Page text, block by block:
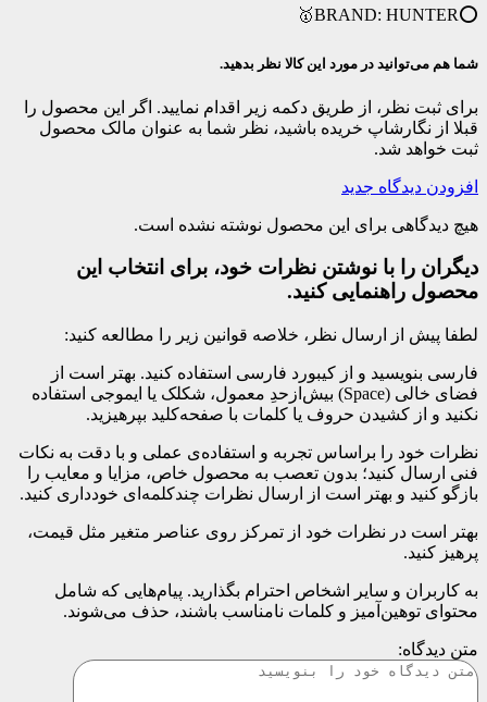
⭕️BRAND: HUNTER🥇
شما هم می‌توانید در مورد این کالا نظر بدهید.
برای ثبت نظر، از طریق دکمه زیر اقدام نمایید. اگر این محصول را
قبلا از نگارشاپ خریده باشید، نظر شما به عنوان مالک محصول
ثبت خواهد شد.
افزودن دیدگاه جدید
هیچ دیدگاهی برای این محصول نوشته نشده است.
دیگران را با نوشتن نظرات خود، برای انتخاب این
محصول راهنمایی کنید.
لطفا پیش از ارسال نظر، خلاصه قوانین زیر را مطالعه کنید:
فارسی بنویسید و از کیبورد فارسی استفاده کنید. بهتر است از
فضای خالی (Space) بیش‌از‌حدِ معمول، شکلک یا ایموجی استفاده
نکنید و از کشیدن حروف یا کلمات با صفحه‌کلید بپرهیزید.
نظرات خود را براساس تجربه و استفاده‌ی عملی و با دقت به نکات
فنی ارسال کنید؛ بدون تعصب به محصول خاص، مزایا و معایب را
بازگو کنید و بهتر است از ارسال نظرات چندکلمه‌‌ای خودداری کنید.
بهتر است در نظرات خود از تمرکز روی عناصر متغیر مثل قیمت،
پرهیز کنید.
به کاربران و سایر اشخاص احترام بگذارید. پیام‌هایی که شامل
محتوای توهین‌آمیز و کلمات نامناسب باشند، حذف می‌شوند.
متن دیدگاه: